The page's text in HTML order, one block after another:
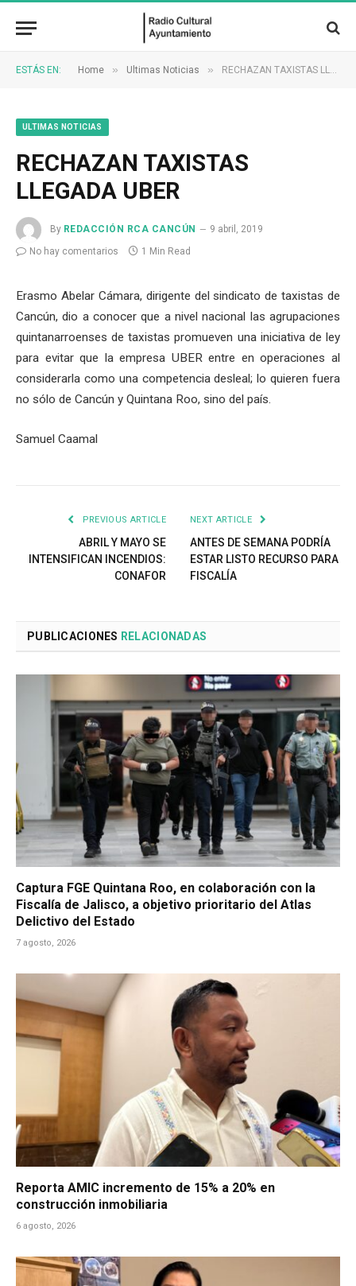
ESTÁS EN: Home » Ultimas Noticias » RECHAZAN TAXISTAS LLEGADA UBER
ULTIMAS NOTICIAS
RECHAZAN TAXISTAS
LLEGADA UBER
By REDACCIÓN RCA CANCÚN
9 abril, 2019
No hay comentarios
1 Min Read
Erasmo Abelar Cámara, dirigente del sindicato de taxistas de
Cancún, dio a conocer que a nivel nacional las agrupaciones
quintanarroenses de taxistas promueven una iniciativa de ley
para evitar que la empresa UBER entre en operaciones al
considerarla como una competencia desleal; lo quieren fuera
no sólo de Cancún y Quintana Roo, sino del país.
Samuel Caamal
PREVIOUS ARTICLE
ABRIL Y MAYO SE
INTENSIFICAN INCENDIOS:
CONAFOR
NEXT ARTICLE
ANTES DE SEMANA PODRÍA
ESTAR LISTO RECURSO PARA
FISCALÍA
PUBLICACIONES RELACIONADAS
Captura FGE Quintana Roo, en colaboración con la
Fiscalía de Jalisco, a objetivo prioritario del Atlas
Delictivo del Estado
7 agosto, 2026
Reporta AMIC incremento de 15% a 20% en
construcción inmobiliaria
6 agosto, 2026